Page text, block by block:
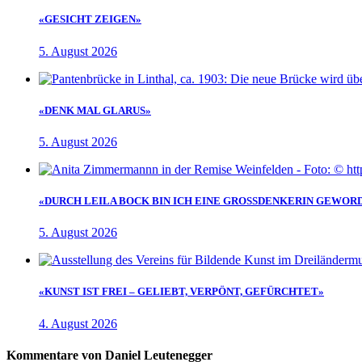
«GESICHT ZEIGEN»
5. August 2026
«DENK MAL GLARUS»
5. August 2026
«DURCH LEILA BOCK BIN ICH EINE GROSSDENKERIN
5. August 2026
«KUNST IST FREI – GELIEBT, VERPÖNT, GEFÜRCHTET»
4. August 2026
Kommentare von Daniel Leutenegger